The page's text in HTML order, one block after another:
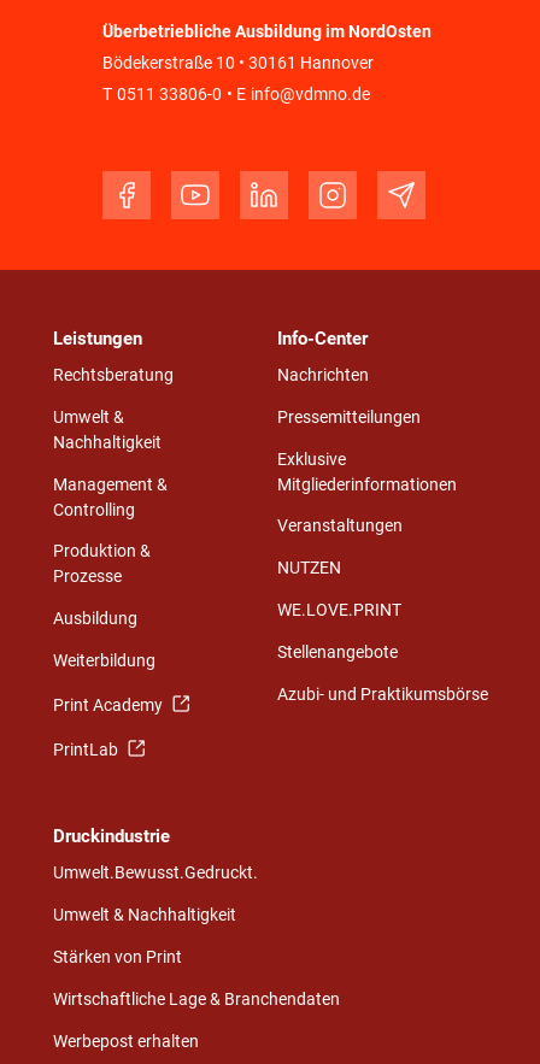
Überbetriebliche Ausbildung im NordOsten
Bödekerstraße 10 • 30161 Hannover
T 0511 33806-0 • E info@vdmno.de
Leistungen
Rechtsberatung
Umwelt &
Nachhaltigkeit
Management &
Controlling
Produktion &
Prozesse
Ausbildung
Weiterbildung
Print Academy
PrintLab
Info-Center
Nachrichten
Pressemitteilungen
Exklusive
Mitgliederinformationen
Veranstaltungen
NUTZEN
WE.LOVE.PRINT
Stellenangebote
Azubi- und Praktikumsbörse
Druckindustrie
Umwelt.Bewusst.Gedruckt.
Umwelt & Nachhaltigkeit
Stärken von Print
Wirtschaftliche Lage & Branchendaten
Werbepost erhalten